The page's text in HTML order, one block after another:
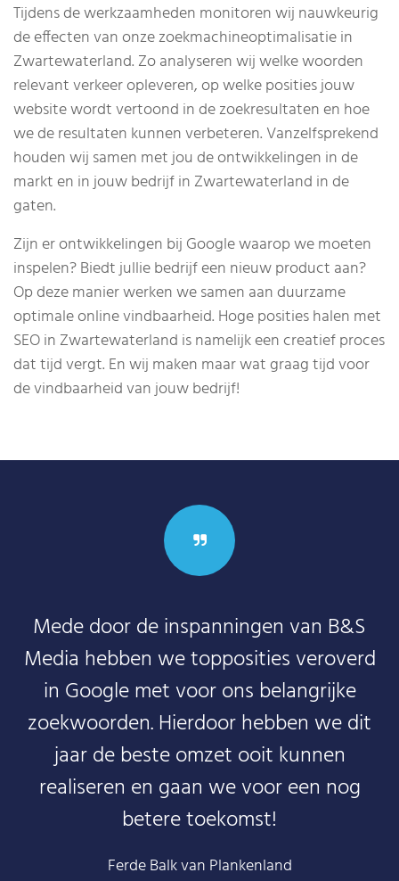
Tijdens de werkzaamheden monitoren wij nauwkeurig
de effecten van onze zoekmachineoptimalisatie in
Zwartewaterland. Zo analyseren wij welke woorden
relevant verkeer opleveren, op welke posities jouw
website wordt vertoond in de zoekresultaten en hoe
we de resultaten kunnen verbeteren. Vanzelfsprekend
houden wij samen met jou de ontwikkelingen in de
markt en in jouw bedrijf in Zwartewaterland in de
gaten.
Zijn er ontwikkelingen bij Google waarop we moeten
inspelen? Biedt jullie bedrijf een nieuw product aan?
Op deze manier werken we samen aan duurzame
optimale online vindbaarheid. Hoge posities halen met
SEO in Zwartewaterland is namelijk een creatief proces
dat tijd vergt. En wij maken maar wat graag tijd voor
de vindbaarheid van jouw bedrijf!
Mede door de inspanningen van B&S
Media hebben we topposities veroverd
in Google met voor ons belangrijke
zoekwoorden. Hierdoor hebben we dit
jaar de beste omzet ooit kunnen
realiseren en gaan we voor een nog
betere toekomst!
Ferde Balk van Plankenland